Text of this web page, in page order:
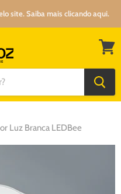
site. Saiba mais clicando aqui.
Luz Branca LEDBee